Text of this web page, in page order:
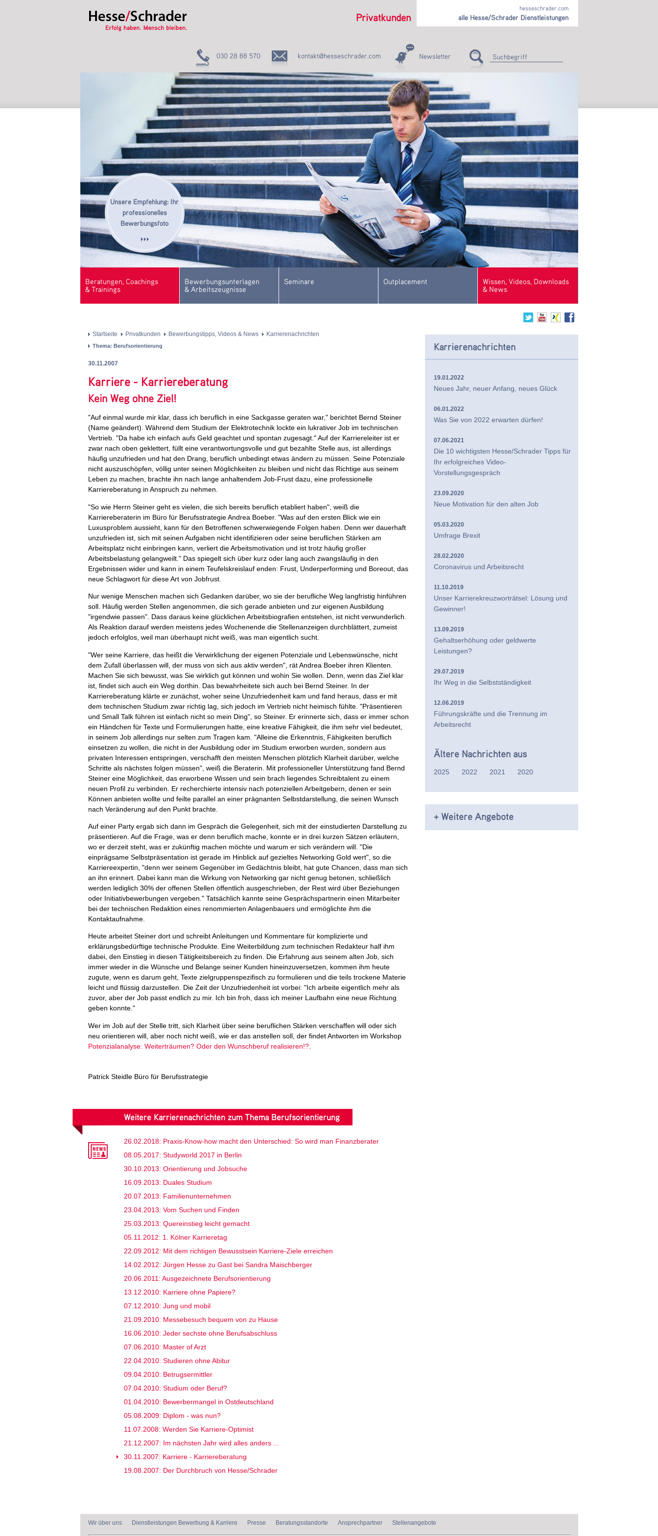
030 28 88 570 kontakt@hesseschrader.com Newsletter
Beratungen, Coachings
& Trainings
Bewerbungsunterlagen
& Arbeitszeugnisse
Seminare Outplacement
Wissen, Videos, Downloads
& News
Startseite Privatkunden Bewerbungstipps, Videos & News Karrierenachrichten
Thema: Berufsorientierung
30.11.2007
Karriere - Karriereberatung
Kein Weg ohne Ziel!
"Auf einmal wurde mir klar, dass ich beruflich in eine Sackgasse geraten war," berichtet Bernd Steiner
(Name geändert). Während dem Studium der Elektrotechnik lockte ein lukrativer Job im technischen
Vertrieb. "Da habe ich einfach aufs Geld geachtet und spontan zugesagt." Auf der Karriereleiter ist er
zwar nach oben geklettert, füllt eine verantwortungsvolle und gut bezahlte Stelle aus, ist allerdings
häufig unzufrieden und hat den Drang, beruflich unbedingt etwas ändern zu müssen. Seine Potenziale
nicht auszuschöpfen, völlig unter seinen Möglichkeiten zu bleiben und nicht das Richtige aus seinem
Leben zu machen, brachte ihn nach lange anhaltendem Job-Frust dazu, eine professionelle
Karriereberatung in Anspruch zu nehmen.
"So wie Herrn Steiner geht es vielen, die sich bereits beruflich etabliert haben", weiß die
Karriereberaterin im Büro für Berufsstrategie Andrea Boeber. "Was auf den ersten Blick wie ein
Luxusproblem aussieht, kann für den Betroffenen schwerwiegende Folgen haben. Denn wer dauerhaft
unzufrieden ist, sich mit seinen Aufgaben nicht identifizieren oder seine beruflichen Stärken am
Arbeitsplatz nicht einbringen kann, verliert die Arbeitsmotivation und ist trotz häufig großer
Arbeitsbelastung gelangweilt." Das spiegelt sich über kurz oder lang auch zwangsläufig in den
Ergebnissen wider und kann in einem Teufelskreislauf enden: Frust, Underperforming und Boreout, das
neue Schlagwort für diese Art von Jobfrust.
Nur wenige Menschen machen sich Gedanken darüber, wo sie der berufliche Weg langfristig hinführen
soll. Häufig werden Stellen angenommen, die sich gerade anbieten und zur eigenen Ausbildung
"irgendwie passen". Dass daraus keine glücklichen Arbeitsbiografien entstehen, ist nicht verwunderlich.
Als Reaktion darauf werden meistens jedes Wochenende die Stellenanzeigen durchblättert, zumeist
jedoch erfolglos, weil man überhaupt nicht weiß, was man eigentlich sucht.
"Wer seine Karriere, das heißt die Verwirklichung der eigenen Potenziale und Lebenswünsche, nicht
dem Zufall überlassen will, der muss von sich aus aktiv werden", rät Andrea Boeber ihren Klienten.
Machen Sie sich bewusst, was Sie wirklich gut können und wohin Sie wollen. Denn, wenn das Ziel klar
ist, findet sich auch ein Weg dorthin. Das bewahrheitete sich auch bei Bernd Steiner. In der
Karriereberatung klärte er zunächst, woher seine Unzufriedenheit kam und fand heraus, dass er mit
dem technischen Studium zwar richtig lag, sich jedoch im Vertrieb nicht heimisch fühlte. "Präsentieren
und Small Talk führen ist einfach nicht so mein Ding", so Steiner. Er erinnerte sich, dass er immer schon
ein Händchen für Texte und Formulierungen hatte, eine kreative Fähigkeit, die ihm sehr viel bedeutet,
in seinem Job allerdings nur selten zum Tragen kam. "Alleine die Erkenntnis, Fähigkeiten beruflich
einsetzen zu wollen, die nicht in der Ausbildung oder im Studium erworben wurden, sondern aus
privaten Interessen entspringen, verschafft den meisten Menschen plötzlich Klarheit darüber, welche
Schritte als nächstes folgen müssen", weiß die Beraterin. Mit professioneller Unterstützung fand Bernd
Steiner eine Möglichkeit, das erworbene Wissen und sein brach liegendes Schreibtalent zu einem
neuen Profil zu verbinden. Er recherchierte intensiv nach potenziellen Arbeitgebern, denen er sein
Können anbieten wollte und feilte parallel an einer prägnanten Selbstdarstellung, die seinen Wunsch
nach Veränderung auf den Punkt brachte.
Auf einer Party ergab sich dann im Gespräch die Gelegenheit, sich mit der einstudierten Darstellung zu
präsentieren. Auf die Frage, was er denn beruflich mache, konnte er in drei kurzen Sätzen erläutern,
wo er derzeit steht, was er zukünftig machen möchte und warum er sich verändern will. "Die
einprägsame Selbstpräsentation ist gerade im Hinblick auf gezieltes Networking Gold wert", so die
Karriereexpertin, "denn wer seinem Gegenüber im Gedächtnis bleibt, hat gute Chancen, dass man sich
an ihn erinnert. Dabei kann man die Wirkung von Networking gar nicht genug betonen, schließlich
werden lediglich 30% der offenen Stellen öffentlich ausgeschrieben, der Rest wird über Beziehungen
oder Initiativbewerbungen vergeben." Tatsächlich kannte seine Gesprächspartnerin einen Mitarbeiter
bei der technischen Redaktion eines renommierten Anlagenbauers und ermöglichte ihm die
Kontaktaufnahme.
Heute arbeitet Steiner dort und schreibt Anleitungen und Kommentare für komplizierte und
erklärungsbedürftige technische Produkte. Eine Weiterbildung zum technischen Redakteur half ihm
dabei, den Einstieg in diesen Tätigkeitsbereich zu finden. Die Erfahrung aus seinem alten Job, sich
immer wieder in die Wünsche und Belange seiner Kunden hineinzuversetzen, kommen ihm heute
zugute, wenn es darum geht, Texte zielgruppenspezifisch zu formulieren und die teils trockene Materie
leicht und flüssig darzustellen. Die Zeit der Unzufriedenheit ist vorbei: "Ich arbeite eigentlich mehr als
zuvor, aber der Job passt endlich zu mir. Ich bin froh, dass ich meiner Laufbahn eine neue Richtung
geben konnte."
Wer im Job auf der Stelle tritt, sich Klarheit über seine beruflichen Stärken verschaffen will oder sich
neu orientieren will, aber noch nicht weiß, wie er das anstellen soll, der findet Antworten im Workshop
Potenzialanalyse: Weiterträumen? Oder den Wunschberuf realisieren!?.
Patrick Steidle Büro für Berufsstrategie
Weitere Karrierenachrichten zum Thema Berufsorientierung
26.02.2018: Praxis-Know-how macht den Unterschied: So wird man Finanzberater
08.05.2017: Studyworld 2017 in Berlin
30.10.2013: Orientierung und Jobsuche
16.09.2013: Duales Studium
20.07.2013: Familienunternehmen
23.04.2013: Vom Suchen und Finden
25.03.2013: Quereinstieg leicht gemacht
05.11.2012: 1. Kölner Karrieretag
22.09.2012: Mit dem richtigen Bewusstsein Karriere-Ziele erreichen
14.02.2012: Jürgen Hesse zu Gast bei Sandra Maischberger
20.06.2011: Ausgezeichnete Berufsorientierung
13.12.2010: Karriere ohne Papiere?
07.12.2010: Jung und mobil
21.09.2010: Messebesuch bequem von zu Hause
16.06.2010: Jeder sechste ohne Berufsabschluss
07.06.2010: Master of Arzt
22.04.2010: Studieren ohne Abitur
09.04.2010: Betrugsermittler
07.04.2010: Studium oder Beruf?
01.04.2010: Bewerbermangel in Ostdeutschland
05.08.2009: Diplom - was nun?
11.07.2008: Werden Sie Karriere-Optimist
21.12.2007: Im nächsten Jahr wird alles anders ...
30.11.2007: Karriere - Karriereberatung
19.08.2007: Der Durchbruch von Hesse/Schrader
Karrierenachrichten
19.01.2022
Neues Jahr, neuer Anfang, neues Glück
06.01.2022
Was Sie von 2022 erwarten dürfen!
07.06.2021
Die 10 wichtigsten Hesse/Schrader Tipps für
Ihr erfolgreiches Video-
Vorstellungsgespräch
23.09.2020
Neue Motivation für den alten Job
05.03.2020
Umfrage Brexit
28.02.2020
Coronavirus und Arbeitsrecht
11.10.2019
Unser Karrierekreuzworträtsel: Lösung und
Gewinner!
13.09.2019
Gehaltserhöhung oder geldwerte
Leistungen?
29.07.2019
Ihr Weg in die Selbstständigkeit
12.06.2019
Führungskräfte und die Trennung im
Arbeitsrecht
Ältere Nachrichten aus
2025 2022 2021 2020
+ Weitere Angebote
Wir über uns Dienstleistungen Bewerbung & Karriere Presse Beratungsstandorte Ansprechpartner Stellenangebote
Privatkunden
hesseschrader.com
alle Hesse/Schrader Dienstleistungen
Unsere Empfehlung: Ihr
professionelles
Bewerbungsfoto